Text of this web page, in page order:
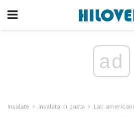
ad
Insalate Insalata di pasta Lati americani